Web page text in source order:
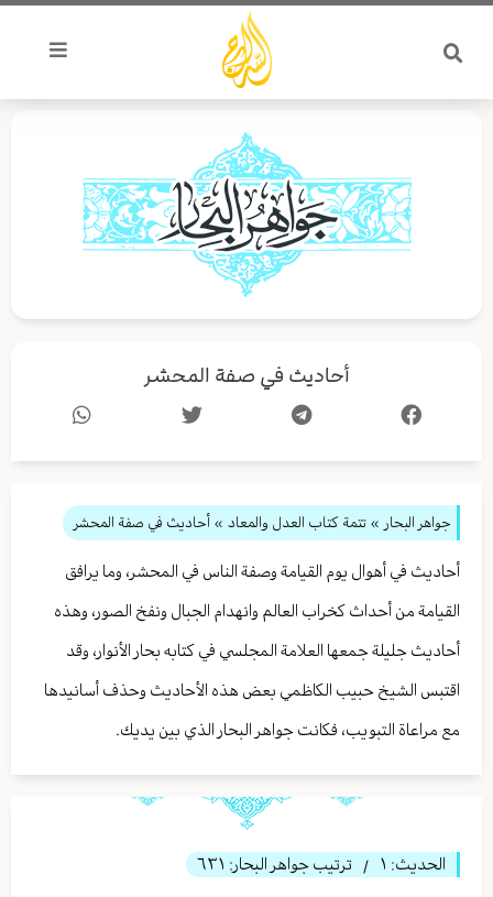
تخطي
المحتوى
أحاديث في صفة المحشر
جواهر البحار » تتمة كتاب العدل والمعاد » أحاديث في صفة المحشر
أحاديث في أهوال يوم القيامة وصفة الناس في المحشر، وما يرافق
القيامة من أحداث كخراب العالم وانهدام الجبال ونفخ الصور، وهذه
أحاديث جليلة جمعها العلامة المجلسي في كتابه بحار الأنوار، وقد
اقتبس الشيخ حبيب الكاظمي بعض هذه الأحاديث وحذف أسانيدها
مع مراعاة التبويب، فكانت جواهر البحار الذي بين يديك.
الحديث: ١ / ترتيب جواهر البحار: ٦٣١